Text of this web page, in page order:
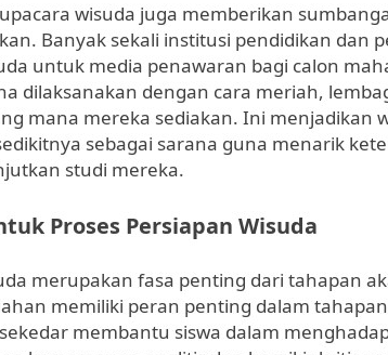
wisuda juga memberikan
Banyak sekali institusi pendidikan dan
untuk media penawaran bagi calon
dilaksanakan dengan cara meriah,
mana mereka sediakan. Ini menjadikan
sebagai sarana guna menarik
studi mereka.
Proses Persiapan Wisuda
merupakan fasa penting dari tahapan
memiliki peran penting dalam
membantu siswa dalam